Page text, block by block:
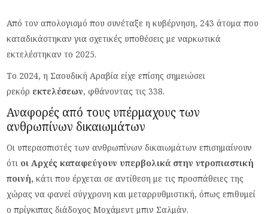
Από τον απολογισμό που συνέταξε η κυβέρνηση, 243 άτομα που
καταδικάστηκαν για σχετικές υποθέσεις με ναρκωτικά
εκτελέστηκαν το 2025.
Το 2024, η Σαουδική Αραβία είχε επίσης σημειώσει
ρεκόρ εκτελέσεων, φθάνοντας τις 338.
Αναφορές από τους υπέρμαχους των
ανθρωπίνων δικαιωμάτων
Οι υπερασπιστές των ανθρωπίνων δικαιωμάτων επισημαίνουν
ότι οι Αρχές καταφεύγουν υπερβολικά στην ντροπιαστική
ποινή, κάτι που έρχεται σε αντίθεση με τις προσπάθειες της
χώρας να φανεί σύγχρονη και μεταρρυθμιστική, όπως επιθυμεί
ο πρίγκιπας διάδοχος Μοχάμεντ μπιν Σαλμάν.